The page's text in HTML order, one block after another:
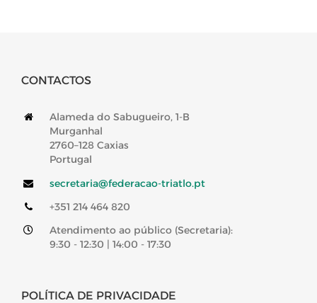
CONTACTOS
Alameda do Sabugueiro, 1-B
Murganhal
2760–128 Caxias
Portugal
secretaria@federacao-triatlo.pt
+351 214 464 820
Atendimento ao público (Secretaria):
9:30 - 12:30 | 14:00 - 17:30
POLÍTICA DE PRIVACIDADE